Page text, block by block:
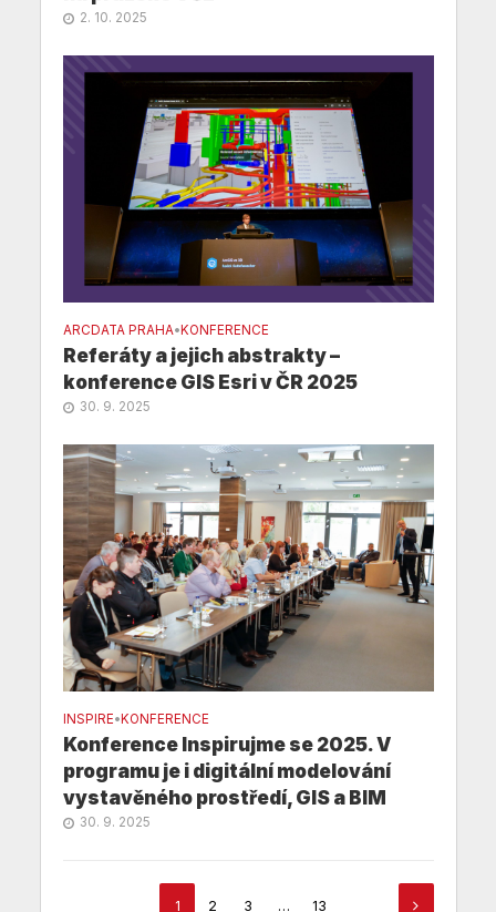
2. 10. 2025
ARCDATA PRAHA• KONFERENCE
Referáty a jejich abstrakty –
konference GIS Esri v ČR 2025
30. 9. 2025
INSPIRE• KONFERENCE
Konference Inspirujme se 2025. V
programu je i digitální modelování
vystavěného prostředí, GIS a BIM
30. 9. 2025
1 2 3 … 13